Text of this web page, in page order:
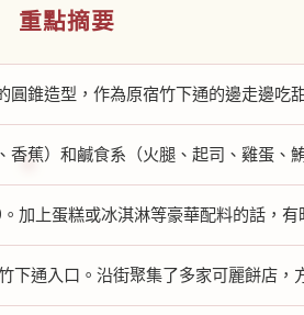
重點摘要
圓錐造型，作為原宿竹下通的邊走邊吃
香蕉）和鹹食系（火腿、起司、雞蛋、
加上蛋糕或冰淇淋等豪華配料的話，
下通入口。沿街聚集了多家可麗餅店，